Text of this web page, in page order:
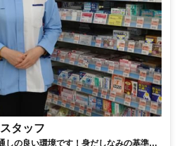
タッフ
しの良い環境です！身だしなみの基準を